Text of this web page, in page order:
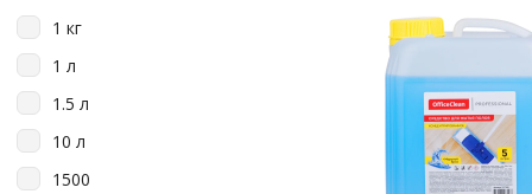
1 кг
1 л
1.5 л
10 л
1500